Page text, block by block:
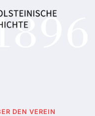
DEN VEREIN